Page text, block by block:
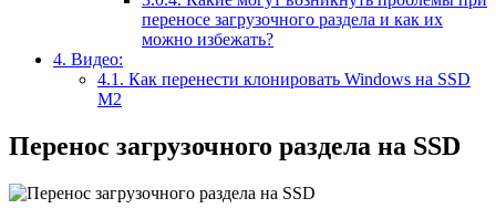
переносе загрузочного раздела и как их
можно избежать?
4. Видео:
4.1. Как перенести клонировать Windows на SSD
M2
Перенос загрузочного раздела на SSD